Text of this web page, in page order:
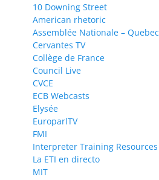
10 Downing Street
American rhetoric
Assemblée Nationale – Quebec
Cervantes TV
Collège de France
Council Live
CVCE
ECB Webcasts
Elysée
EuroparlTV
FMI
Interpreter Training Resources
La ETI en directo
MIT